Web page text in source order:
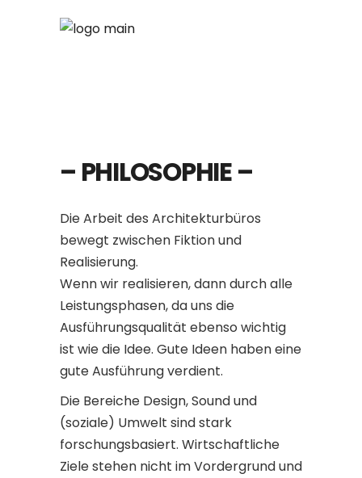
– PHILOSOPHIE –
Die Arbeit des Architekturbüros
bewegt zwischen Fiktion und
Realisierung.
Wenn wir realisieren, dann durch alle
Leistungsphasen, da uns die
Ausführungsqualität ebenso wichtig
ist wie die Idee. Gute Ideen haben eine
gute Ausführung verdient.
Die Bereiche Design, Sound und
(soziale) Umwelt sind stark
forschungsbasiert. Wirtschaftliche
Ziele stehen nicht im Vordergrund und